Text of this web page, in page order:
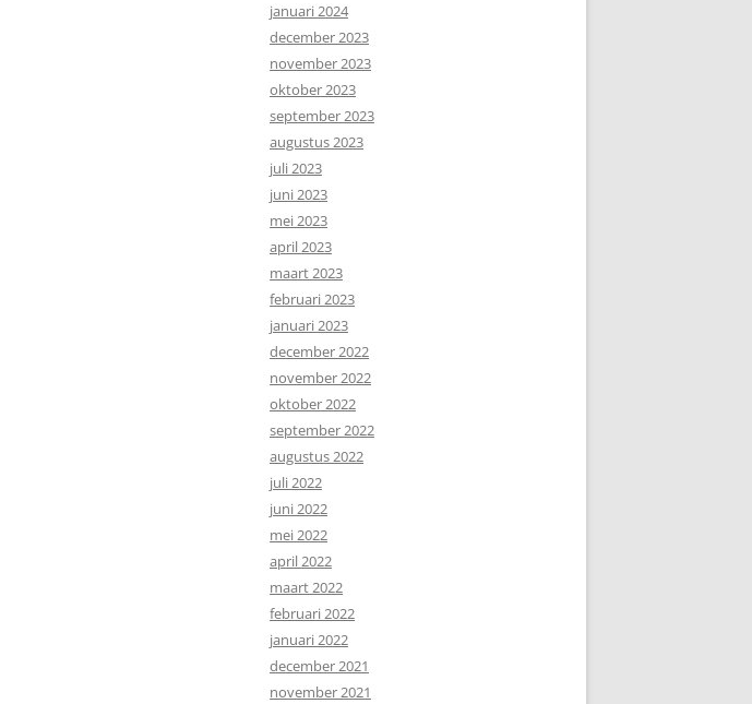
januari 2024
december 2023
november 2023
oktober 2023
september 2023
augustus 2023
juli 2023
juni 2023
mei 2023
april 2023
maart 2023
februari 2023
januari 2023
december 2022
november 2022
oktober 2022
september 2022
augustus 2022
juli 2022
juni 2022
mei 2022
april 2022
maart 2022
februari 2022
januari 2022
december 2021
november 2021